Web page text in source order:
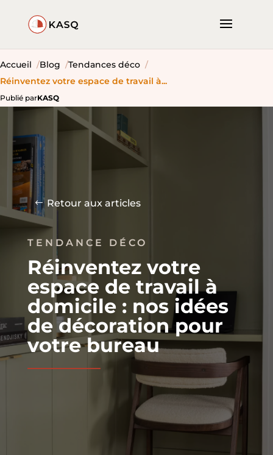
Accueil Blog
Tendances déco
Réinventez votre espace de travail à...
Publié parKASQ
Retour aux articles
TENDANCE DÉCO
Réinventez votre
espace de travail à
domicile : nos idées
de décoration pour
votre bureau